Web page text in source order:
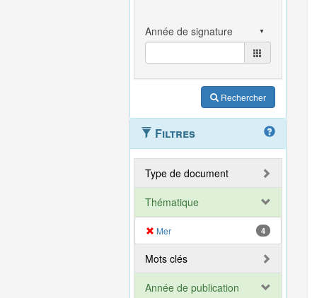
Rechercher
Filtres
Type de document
Thématique
Mer 4
Mots clés
Année de publication